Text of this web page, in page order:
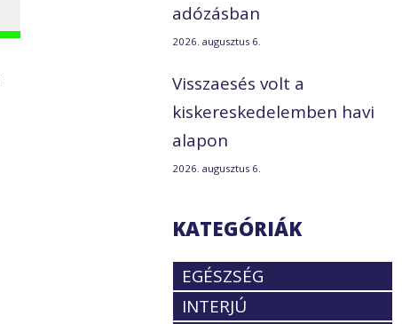
adózásban
2026. augusztus 6.
Visszaesés volt a
kiskereskedelemben havi
alapon
2026. augusztus 6.
KATEGÓRIÁK
EGÉSZSÉG
INTERJÚ